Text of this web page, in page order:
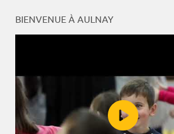
BIENVENUE À AULNAY